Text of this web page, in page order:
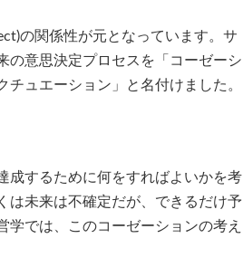
の関係性が元となっています。サ
の意思決定プロセスを「コーゼーシ
ュエーション」と名付けました。
成するために何をすればよいかを考
は未来は不確定だが、できるだけ予
では、このコーゼーションの考え